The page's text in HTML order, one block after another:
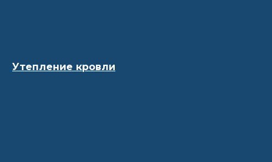
Утепление кровли